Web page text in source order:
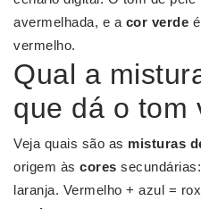
avermelhada, e a cor verde
vermelho.
Qual a
que dá o tom
Veja quais são as misturas
origem às cores
laranja. Vermelho + azul =